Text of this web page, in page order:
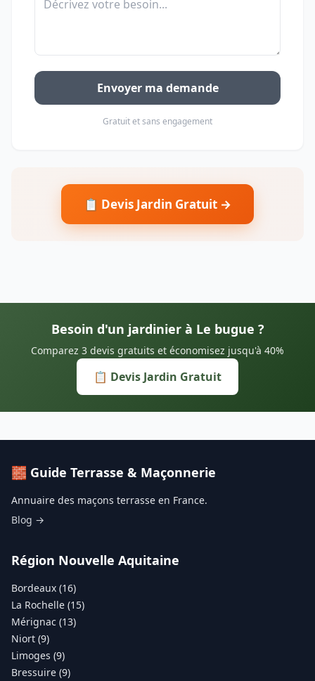
Envoyer ma demande
Gratuit et sans engagement
📋 Devis Jardin Gratuit →
Besoin d'un jardinier à Le bugue ?
Comparez 3 devis gratuits et économisez jusqu'à 40%
📋 Devis Jardin Gratuit
🧱 Guide Terrasse & Maçonnerie
Annuaire des maçons terrasse en France.
Blog →
Région Nouvelle Aquitaine
Bordeaux (16)
La Rochelle (15)
Mérignac (13)
Niort (9)
Limoges (9)
Bressuire (9)